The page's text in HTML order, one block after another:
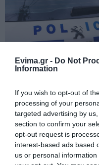
Evima.gr - Do Not
Information
If you wish to opt-out of
processing of your
targeted advertising by
section to confirm your
opt-out request is
interest-based ads based
us or personal
Σε δημοπρασία η
ιστορικών γκολ του
Εύβοιας: Μένουν κάθε
νερό – Σοβαρή
08.08.2026 | 18:20
Αγροτικές
λάβουν νωρίτερα τις
προκαταβολές
80χρονη για κράνος!